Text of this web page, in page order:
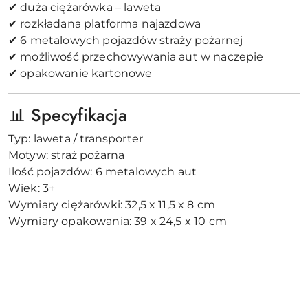
✔ duża ciężarówka – laweta
✔ rozkładana platforma najazdowa
✔ 6 metalowych pojazdów straży pożarnej
✔ możliwość przechowywania aut w naczepie
✔ opakowanie kartonowe
📊 Specyfikacja
Typ: laweta / transporter
Motyw: straż pożarna
Ilość pojazdów: 6 metalowych aut
Wiek: 3+
Wymiary ciężarówki: 32,5 x 11,5 x 8 cm
Wymiary opakowania: 39 x 24,5 x 10 cm